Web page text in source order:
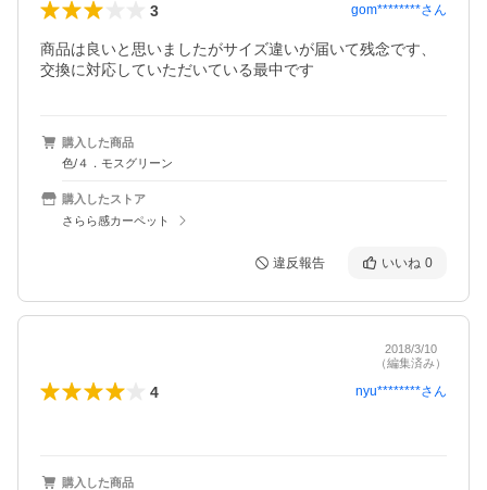
3 gom********さん
商品は良いと思いましたがサイズ違いが届いて残念です、
交換に対応していただいている最中です
購入した商品
色/４．モスグリーン
購入したストア
さらら感カーペット
違反報告 いいね 0
2018/3/10
（編集済み）
4 nyu********さん
購入した商品